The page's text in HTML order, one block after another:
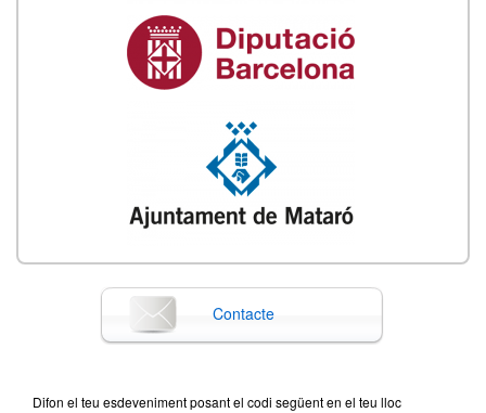
Contacte
Difon el teu esdeveniment posant el codi següent en el teu lloc